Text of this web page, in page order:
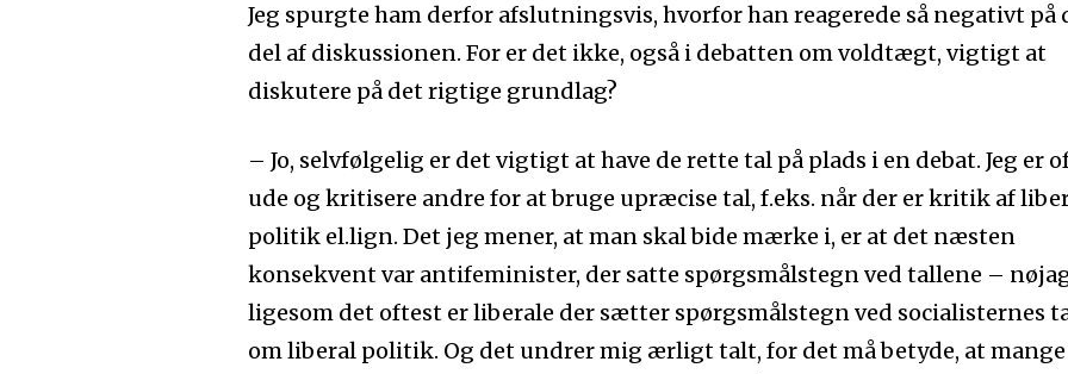
Jeg spurgte ham derfor afslutningsvis, hvorfor han reagerede så negativt på
del af diskussionen. For er det ikke, også i debatten om voldtægt, vigtigt at
diskutere på det rigtige grundlag?
– Jo, selvfølgelig er det vigtigt at have de rette tal på plads i en debat. Jeg er
ude og kritisere andre for at bruge upræcise tal, f.eks. når der er kritik af
politik el.lign. Det jeg mener, at man skal bide mærke i, er at det næsten
konsekvent var antifeminister, der satte spørgsmålstegn ved tallene –
ligesom det oftest er liberale der sætter spørgsmålstegn ved socialisternes
om liberal politik. Og det undrer mig ærligt talt, for det må betyde, at mange